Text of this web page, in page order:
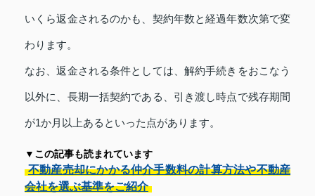
いくら返金されるのかも、契約年数と経過年数次第で変
わります。
なお、返金される条件としては、解約手続きをおこなう
以外に、長期一括契約である、引き渡し時点で残存期間
が1か月以上あるといった点があります。
▼この記事も読まれています
不動産売却にかかる仲介手数料の計算方法や不動産
会社を選ぶ基準をご紹介